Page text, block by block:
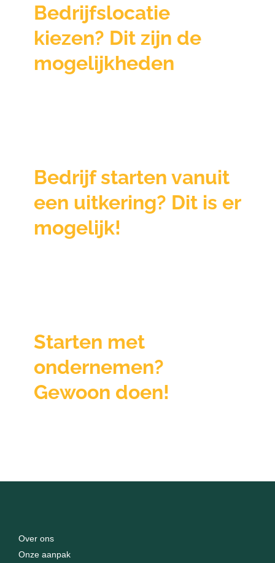
Bedrijfslocatie
kiezen? Dit zijn de
mogelijkheden
Bedrijf starten vanuit
een uitkering? Dit is er
mogelijk!
Starten met
ondernemen?
Gewoon doen!
Over ons
Onze aanpak